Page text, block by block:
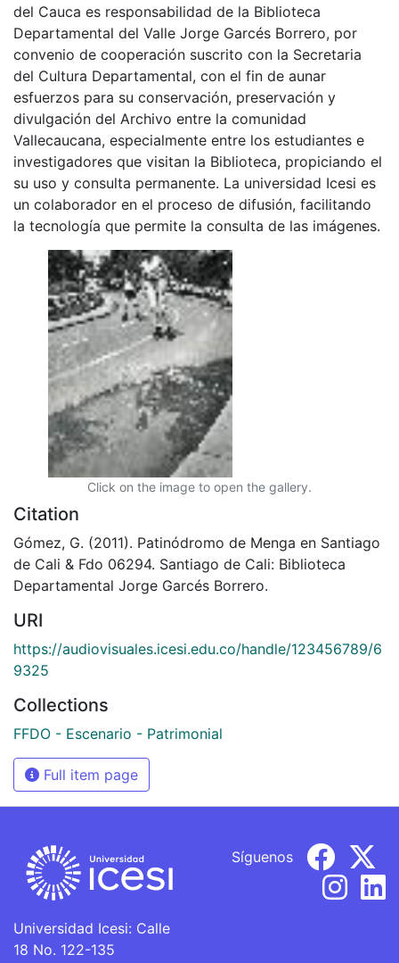
del Cauca es responsabilidad de la Biblioteca
Departamental del Valle Jorge Garcés Borrero, por
convenio de cooperación suscrito con la Secretaria
del Cultura Departamental, con el fin de aunar
esfuerzos para su conservación, preservación y
divulgación del Archivo entre la comunidad
Vallecaucana, especialmente entre los estudiantes e
investigadores que visitan la Biblioteca, propiciando el
su uso y consulta permanente. La universidad Icesi es
un colaborador en el proceso de difusión, facilitando
la tecnología que permite la consulta de las imágenes.
Click on the image to open the gallery.
Citation
Gómez, G. (2011). Patinódromo de Menga en Santiago
de Cali & Fdo 06294. Santiago de Cali: Biblioteca
Departamental Jorge Garcés Borrero.
URI
https://audiovisuales.icesi.edu.co/handle/123456789/6
9325
Collections
FFDO - Escenario - Patrimonial
Full item page
Universidad Icesi: Calle
18 No. 122-135
Síguenos